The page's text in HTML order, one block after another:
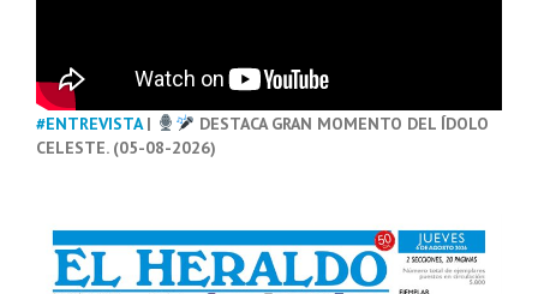
#ENTREVISTA|
DESTACA GRAN MOMENTO DEL ÍDOLO
CELESTE. (05-08-2026)